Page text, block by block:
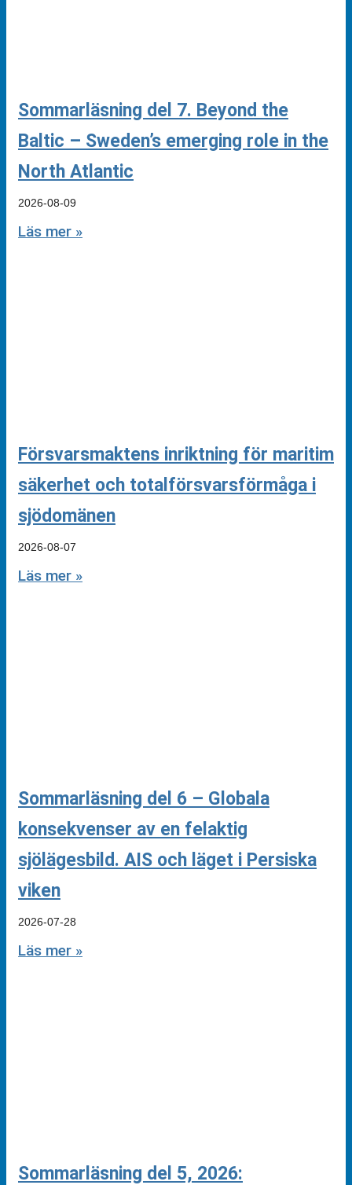
Sommarläsning del 7. Beyond the
Baltic – Sweden’s emerging role in the
North Atlantic
2026-08-09
Läs mer »
Försvarsmaktens inriktning för maritim
säkerhet och totalförsvarsförmåga i
sjödomänen
2026-08-07
Läs mer »
Sommarläsning del 6 – Globala
konsekvenser av en felaktig
sjölägesbild. AIS och läget i Persiska
viken
2026-07-28
Läs mer »
Sommarläsning del 5, 2026: